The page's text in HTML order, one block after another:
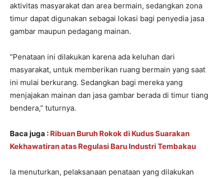
aktivitas masyarakat dan area bermain, sedangkan zona
timur dapat digunakan sebagai lokasi bagi penyedia jasa
gambar maupun pedagang mainan.
“Penataan ini dilakukan karena ada keluhan dari
masyarakat, untuk memberikan ruang bermain yang saat
ini mulai berkurang. Sedangkan bagi mereka yang
menjajakan mainan dan jasa gambar berada di timur tiang
bendera,” tuturnya.
Baca juga : Ribuan Buruh Rokok di Kudus Suarakan
Kekhawatiran atas Regulasi Baru Industri Tembakau
Ia menuturkan, pelaksanaan penataan yang dilakukan